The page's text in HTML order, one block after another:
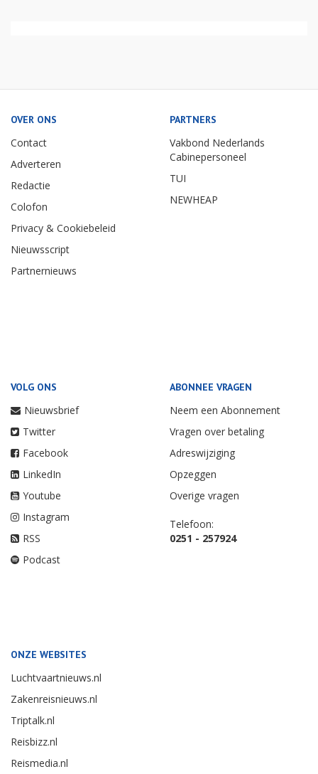
OVER ONS
Contact
Adverteren
Redactie
Colofon
Privacy & Cookiebeleid
Nieuwsscript
Partnernieuws
PARTNERS
Vakbond Nederlands
Cabinepersoneel
TUI
NEWHEAP
VOLG ONS
Nieuwsbrief
Twitter
Facebook
LinkedIn
Youtube
Instagram
RSS
Podcast
ABONNEE VRAGEN
Neem een Abonnement
Vragen over betaling
Adreswijziging
Opzeggen
Overige vragen
Telefoon:
0251 - 257924
ONZE WEBSITES
Luchtvaartnieuws.nl
Zakenreisnieuws.nl
Triptalk.nl
Reisbizz.nl
Reismedia.nl